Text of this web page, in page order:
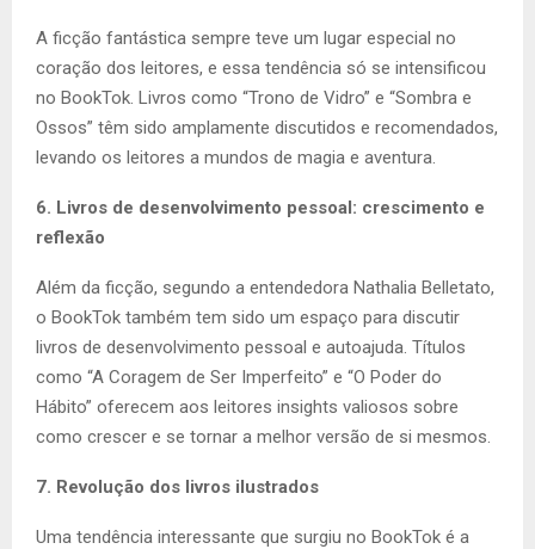
A ficção fantástica sempre teve um lugar especial no
coração dos leitores, e essa tendência só se intensificou
no BookTok. Livros como “Trono de Vidro” e “Sombra e
Ossos” têm sido amplamente discutidos e recomendados,
levando os leitores a mundos de magia e aventura.
6. Livros de desenvolvimento pessoal: crescimento e
reflexão
Além da ficção, segundo a entendedora Nathalia Belletato,
o BookTok também tem sido um espaço para discutir
livros de desenvolvimento pessoal e autoajuda. Títulos
como “A Coragem de Ser Imperfeito” e “O Poder do
Hábito” oferecem aos leitores insights valiosos sobre
como crescer e se tornar a melhor versão de si mesmos.
7. Revolução dos livros ilustrados
Uma tendência interessante que surgiu no BookTok é a